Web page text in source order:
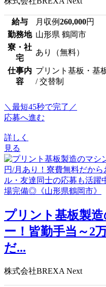
給与 月収例260,000円
勤務地 山形県 鶴岡市
寮・社
宅
あり（無料）
仕事内
容
プリント基板・基
/ 交替制
＼最短45秒で完了／
応募へ進む
詳しく
見る
プリント基板製
ー！皆勤手当～2
だ...
株式会社BREXA Next